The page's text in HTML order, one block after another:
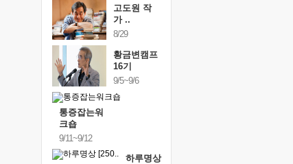
고도원 작
가 ..
8/29
황금변캠프
16기
9/5~9/6
통증잡는워
크숍
9/11~9/12
하루명상